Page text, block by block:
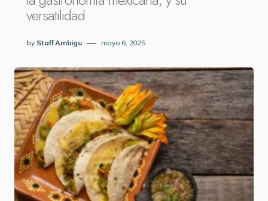
versatilidad
by Staff Ambigu mayo 6, 2025